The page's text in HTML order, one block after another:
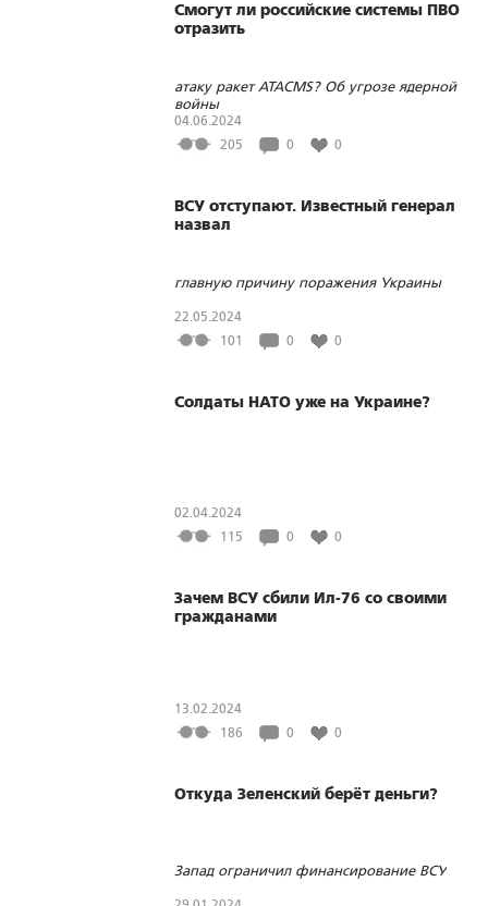
Смогут ли российские системы ПВО
отразить
атаку ракет ATACMS? Об угрозе ядерной
войны
04.06.2024
205
0 0
ВСУ отступают. Известный генерал
назвал
главную причину поражения Украины
22.05.2024
101
0 0
Солдаты НАТО уже на Украине?
02.04.2024
115
0 0
Зачем ВСУ сбили Ил-76 со своими
гражданами
13.02.2024
186
0 0
Откуда Зеленский берёт деньги?
Запад ограничил финансирование ВСУ